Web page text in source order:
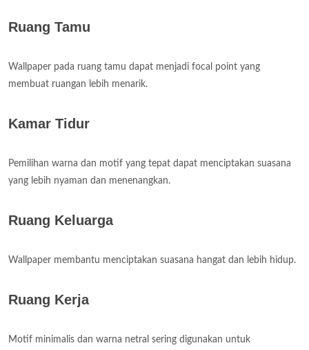
Ruang Tamu
Wallpaper pada ruang tamu dapat menjadi focal point yang
membuat ruangan lebih menarik.
Kamar Tidur
Pemilihan warna dan motif yang tepat dapat menciptakan suasana
yang lebih nyaman dan menenangkan.
Ruang Keluarga
Wallpaper membantu menciptakan suasana hangat dan lebih hidup.
Ruang Kerja
Motif minimalis dan warna netral sering digunakan untuk